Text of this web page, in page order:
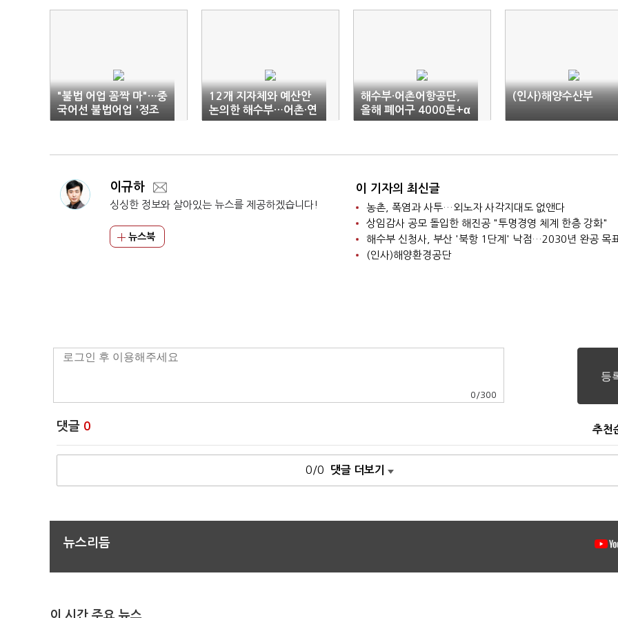
"불법 어업 꼼짝 마"…중
국어선 불법어업 '정조
준'
12개 지자체와 예산안
논의한 해수부…어촌·연
안 활력에 방점
해수부·어촌어항공단,
올해 폐어구 4000톤+α
수거 지원
(인사)해양수산부
이규하
싱싱한 정보와 살아있는 뉴스를 제공하겠습니다!
뉴스북
이 기자의 최신글
농촌, 폭염과 사투…외노자 사각지대도 없앤다
상임감사 공모 돌입한 해진공 "투명경영 체계 한층 강화"
해수부 신청사, 부산 '북항 1단계' 낙점…2030년 완공 목
(인사)해양환경공단
0 /300
댓글 0 추천
0/0 댓글 더보기
뉴스리듬
이 시간 주요 뉴스